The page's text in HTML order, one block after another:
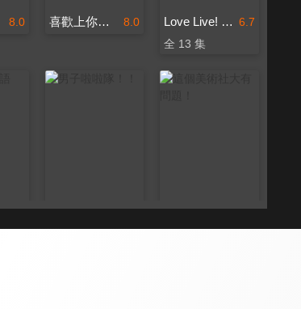
8.0 8.0
喜歡上你的那瞬間 6.7
Love Live! Sunshine!! 第一季
全 13 集